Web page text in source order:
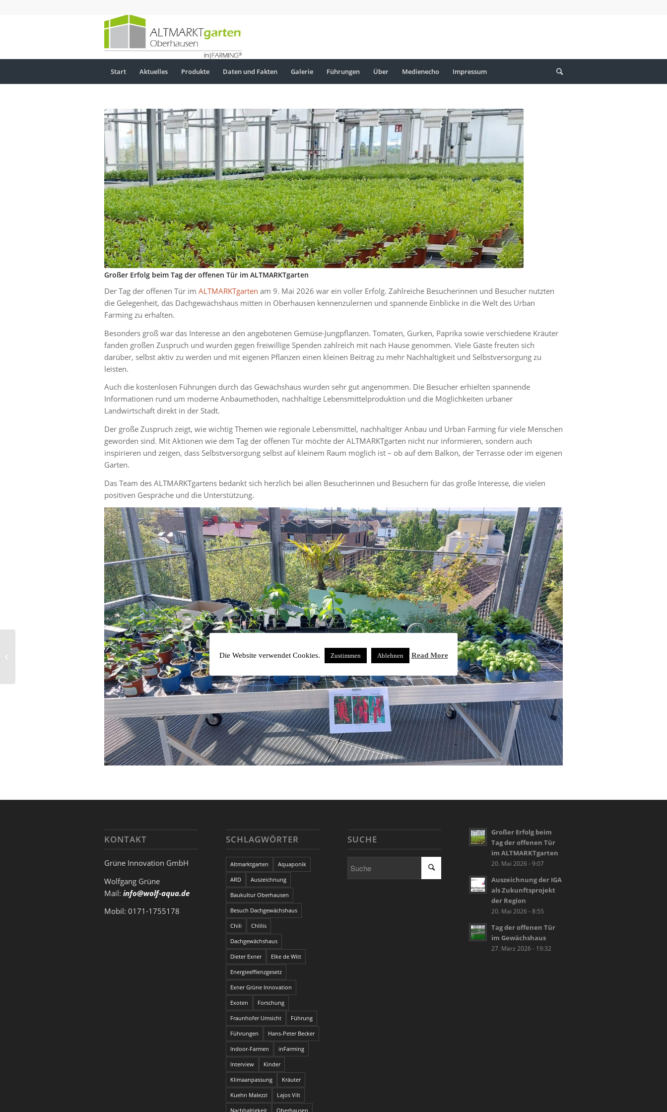
Start Aktuelles Produkte Daten und Fakten Galerie Führungen Über Medienecho Impressum
Großer Erfolg beim Tag der offenen Tür im ALTMARKTgarten
Der Tag der offenen Tür im ALTMARKTgarten am 9. Mai 2026 war ein voller Erfolg. Zahlreiche Besucherinnen und Besucher nutzten
die Gelegenheit, das Dachgewächshaus mitten in Oberhausen kennenzulernen und spannende Einblicke in die Welt des Urban
Farming zu erhalten.
Besonders groß war das Interesse an den angebotenen Gemüse-Jungpflanzen. Tomaten, Gurken, Paprika sowie verschiedene Kräuter
fanden großen Zuspruch und wurden gegen freiwillige Spenden zahlreich mit nach Hause genommen. Viele Gäste freuten sich
darüber, selbst aktiv zu werden und mit eigenen Pflanzen einen kleinen Beitrag zu mehr Nachhaltigkeit und Selbstversorgung zu
leisten.
Auch die kostenlosen Führungen durch das Gewächshaus wurden sehr gut angenommen. Die Besucher erhielten spannende
Informationen rund um moderne Anbaumethoden, nachhaltige Lebensmittelproduktion und die Möglichkeiten urbaner
Landwirtschaft direkt in der Stadt.
Der große Zuspruch zeigt, wie wichtig Themen wie regionale Lebensmittel, nachhaltiger Anbau und Urban Farming für viele Menschen
geworden sind. Mit Aktionen wie dem Tag der offenen Tür möchte der ALTMARKTgarten nicht nur informieren, sondern auch
inspirieren und zeigen, dass Selbstversorgung selbst auf kleinem Raum möglich ist – ob auf dem Balkon, der Terrasse oder im eigenen
Garten.
Das Team des ALTMARKTgartens bedankt sich herzlich bei allen Besucherinnen und Besuchern für das große Interesse, die vielen
positiven Gespräche und die Unterstützung.
KONTAKT
Grüne Innovation GmbH
Wolfgang Grüne
Mail: info@wolf-aqua.de
Mobil: 0171-1755178
SCHLAGWÖRTER
Altmarktgarten Aquaponik
ARD Auszeichnung
Baukultur Oberhausen
Besuch Dachgewächshaus
Chili Chlilis
Dachgewächshaus
Dieter Exner Elke de Witt
Energieeffienzgesetz
Exner Grüne Innovation
Exoten Forschung
Fraunhofer Umsicht Führung
Führungen Hans-Peter Becker
Indoor-Farmen inFarming
Interview Kinder
Klimaanpassung Kräuter
Kuehn Malezzi Lajos Vilt
Nachhaltigkeit Oberhausen
SUCHE
Großer Erfolg beim
Tag der offenen Tür
im ALTMARKTgarten
20. Mai 2026 - 9:07
Auszeichnung der IGA
als Zukunftsprojekt
der Region
20. Mai 2026 - 8:55
Tag der offenen Tür
im Gewächshaus
27. März 2026 - 19:32
Die Website verwendet Cookies. Zustimmen Ablehnen Read More